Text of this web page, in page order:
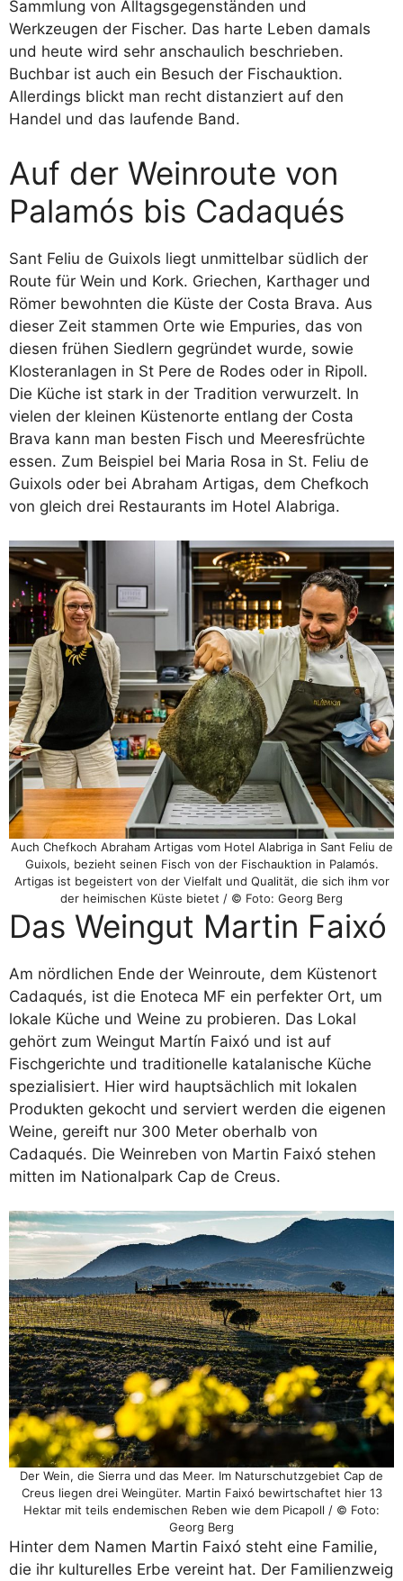
Sammlung von Alltagsgegenständen und
Werkzeugen der Fischer. Das harte Leben damals
und heute wird sehr anschaulich beschrieben.
Buchbar ist auch ein Besuch der Fischauktion.
Allerdings blickt man recht distanziert auf den
Handel und das laufende Band.
Auf der Weinroute von
Palamós bis Cadaqués
Sant Feliu de Guixols liegt unmittelbar südlich der
Route für Wein und Kork. Griechen, Karthager und
Römer bewohnten die Küste der Costa Brava. Aus
dieser Zeit stammen Orte wie Empuries, das von
diesen frühen Siedlern gegründet wurde, sowie
Klosteranlagen in St Pere de Rodes oder in Ripoll.
Die Küche ist stark in der Tradition verwurzelt. In
vielen der kleinen Küstenorte entlang der Costa
Brava kann man besten Fisch und Meeresfrüchte
essen. Zum Beispiel bei Maria Rosa in St. Feliu de
Guixols oder bei Abraham Artigas, dem Chefkoch
von gleich drei Restaurants im Hotel Alabriga.
Auch Chefkoch Abraham Artigas vom Hotel Alabriga in Sant Feliu de
Guixols, bezieht seinen Fisch von der Fischauktion in Palamós.
Artigas ist begeistert von der Vielfalt und Qualität, die sich ihm vor
der heimischen Küste bietet / © Foto: Georg Berg
Das Weingut Martin Faixó
Am nördlichen Ende der Weinroute, dem Küstenort
Cadaqués, ist die Enoteca MF ein perfekter Ort, um
lokale Küche und Weine zu probieren. Das Lokal
gehört zum Weingut Martín Faixó und ist auf
Fischgerichte und traditionelle katalanische Küche
spezialisiert. Hier wird hauptsächlich mit lokalen
Produkten gekocht und serviert werden die eigenen
Weine, gereift nur 300 Meter oberhalb von
Cadaqués. Die Weinreben von Martin Faixó stehen
mitten im Nationalpark Cap de Creus.
Der Wein, die Sierra und das Meer. Im Naturschutzgebiet Cap de
Creus liegen drei Weingüter. Martin Faixó bewirtschaftet hier 13
Hektar mit teils endemischen Reben wie dem Picapoll / © Foto:
Georg Berg
Hinter dem Namen Martin Faixó steht eine Familie,
die ihr kulturelles Erbe vereint hat. Der Familienzweig